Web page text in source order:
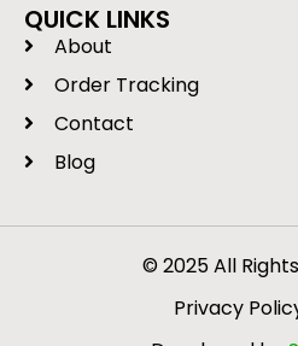
QUICK LINKS
About
Order Tracking
Contact
Blog
© 2025 All
Privacy